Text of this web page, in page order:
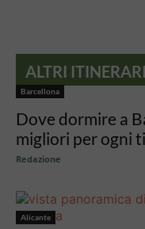
ALTRI
Barcellona
Dove dormire a
migliori per ogni
Redazione
Alicante